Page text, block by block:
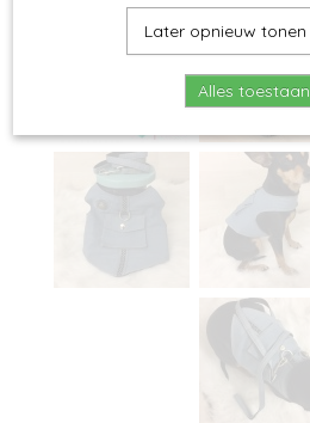
Later opnieuw tonen
Alles toestaan